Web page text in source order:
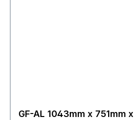
GF-AL 1043mm x 751mm